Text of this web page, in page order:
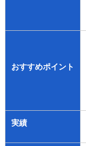
おすすめポイント
実績